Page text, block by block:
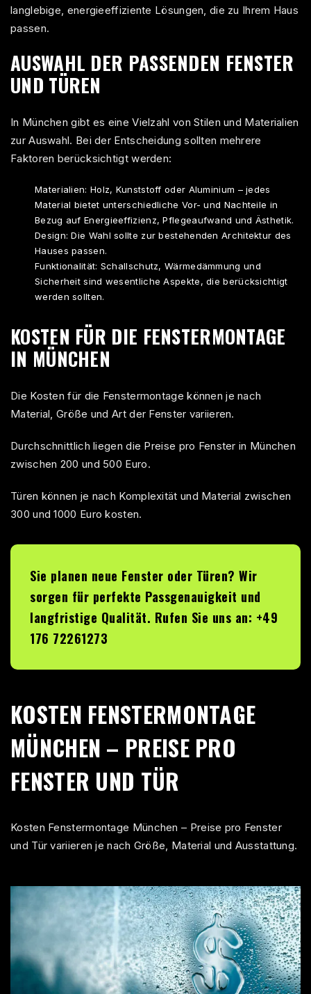
langlebige, energieeffiziente Lösungen, die zu Ihrem Haus
passen.
AUSWAHL DER PASSENDEN FENSTER
UND TÜREN
In München gibt es eine Vielzahl von Stilen und Materialien
zur Auswahl. Bei der Entscheidung sollten mehrere
Faktoren berücksichtigt werden:
Materialien: Holz, Kunststoff oder Aluminium – jedes
Material bietet unterschiedliche Vor- und Nachteile in
Bezug auf Energieeffizienz, Pflegeaufwand und Ästhetik.
Design: Die Wahl sollte zur bestehenden Architektur des
Hauses passen.
Funktionalität: Schallschutz, Wärmedämmung und
Sicherheit sind wesentliche Aspekte, die berücksichtigt
werden sollten.
KOSTEN FÜR DIE FENSTERMONTAGE
IN MÜNCHEN
Die Kosten für die Fenstermontage können je nach
Material, Größe und Art der Fenster variieren.
Durchschnittlich liegen die Preise pro Fenster in München
zwischen 200 und 500 Euro.
Türen können je nach Komplexität und Material zwischen
300 und 1000 Euro kosten.
Sie planen neue Fenster oder Türen? Wir
sorgen für perfekte Passgenauigkeit und
langfristige Qualität. Rufen Sie uns an: +49
176 72261273
KOSTEN FENSTERMONTAGE
MÜNCHEN – PREISE PRO
FENSTER UND TÜR
Kosten Fenstermontage München – Preise pro Fenster
und Tür variieren je nach Größe, Material und Ausstattung.